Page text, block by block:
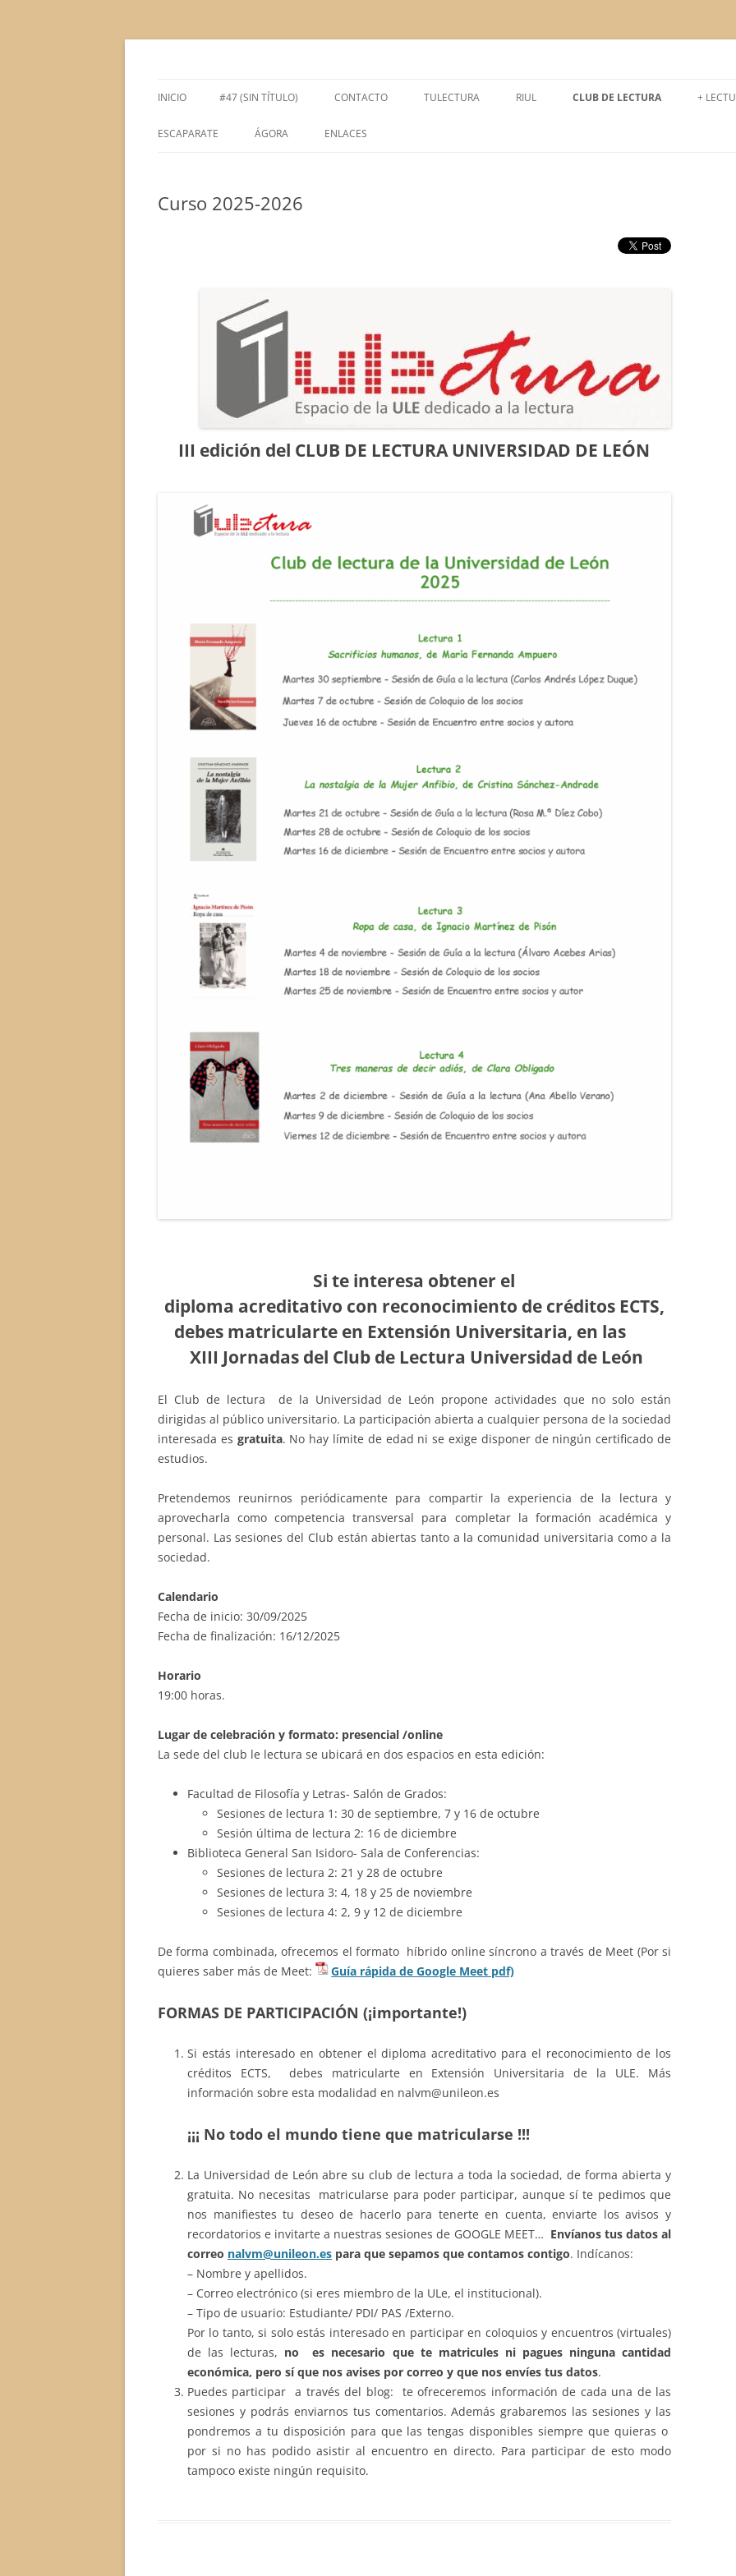
Saltar
INICIO #47 (SIN TÍTULO) CONTACTO TULECTURA RIUL CLUB DE LECTURA
CURSO 2018-2019
CURSO 2017-2018
+
ESCAPARATE ÁGORA
ÁGORA LITERARIA
ENLACES
Curso 2025-2026
III edición del CLUB DE LECTURA UNIVERSIDAD DE LEÓN
Si te interesa obtener el
diploma acreditativo con reconocimiento de créditos ECTS,
debes matricularte en Extensión Universitaria, en las
XIII Jornadas del Club de Lectura Universidad de León
El Club de lectura de la Universidad de León propone actividades que no solo están
dirigidas al público universitario. La participación abierta a cualquier persona de la sociedad
interesada es gratuita. No hay límite de edad ni se exige disponer de ningún certificado de
estudios.
Pretendemos reunirnos periódicamente para compartir la experiencia de la lectura y
aprovecharla como competencia transversal para completar la formación académica y
personal. Las sesiones del Club están abiertas tanto a la comunidad universitaria como a la
sociedad.
Calendario
Fecha de inicio: 30/09/2025
Fecha de finalización: 16/12/2025
Horario
19:00 horas.
Lugar de celebración y formato: presencial /online
La sede del club le lectura se ubicará en dos espacios en esta edición:
Facultad de Filosofía y Letras- Salón de Grados:
Sesiones de lectura 1: 30 de septiembre, 7 y 16 de octubre
Sesión última de lectura 2: 16 de diciembre
Biblioteca General San Isidoro- Sala de Conferencias:
Sesiones de lectura 2: 21 y 28 de octubre
Sesiones de lectura 3: 4, 18 y 25 de noviembre
Sesiones de lectura 4: 2, 9 y 12 de diciembre
De forma combinada, ofrecemos el formato híbrido online síncrono a través de Meet (Por si
quieres saber más de Meet:
Guía rápida de Google Meet pdf)
FORMAS DE PARTICIPACIÓN (¡importante!)
Si estás interesado en obtener el diploma acreditativo para el reconocimiento de los
créditos ECTS, debes matricularte en Extensión Universitaria de la ULE. Más
información sobre esta modalidad en nalvm@unileon.es
¡¡¡ No todo el mundo tiene que matricularse !!!
La Universidad de León abre su club de lectura a toda la sociedad, de forma abierta y
gratuita. No necesitas matricularse para poder participar, aunque sí te pedimos que
nos manifiestes tu deseo de hacerlo para tenerte en cuenta, enviarte los avisos y
recordatorios e invitarte a nuestras sesiones de GOOGLE MEET… Envíanos tus datos al
correo nalvm@unileon.es para que sepamos que contamos contigo. Indícanos:
– Nombre y apellidos.
– Correo electrónico (si eres miembro de la ULe, el institucional).
– Tipo de usuario: Estudiante/ PDI/ PAS /Externo.
Por lo tanto, si solo estás interesado en participar en coloquios y encuentros (virtuales)
de las lecturas, no es necesario que te matricules ni pagues ninguna cantidad
económica, pero sí que nos avises por correo y que nos envíes tus datos.
Puedes participar a través del blog: te ofreceremos información de cada una de las
sesiones y podrás enviarnos tus comentarios. Además grabaremos las sesiones y las
pondremos a tu disposición para que las tengas disponibles siempre que quieras o
por si no has podido asistir al encuentro en directo. Para participar de esto modo
tampoco existe ningún requisito.